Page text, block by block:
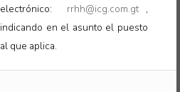
electrónico: rrhh@icg.com.gt,
indicando en el asunto el puesto
al que aplica.